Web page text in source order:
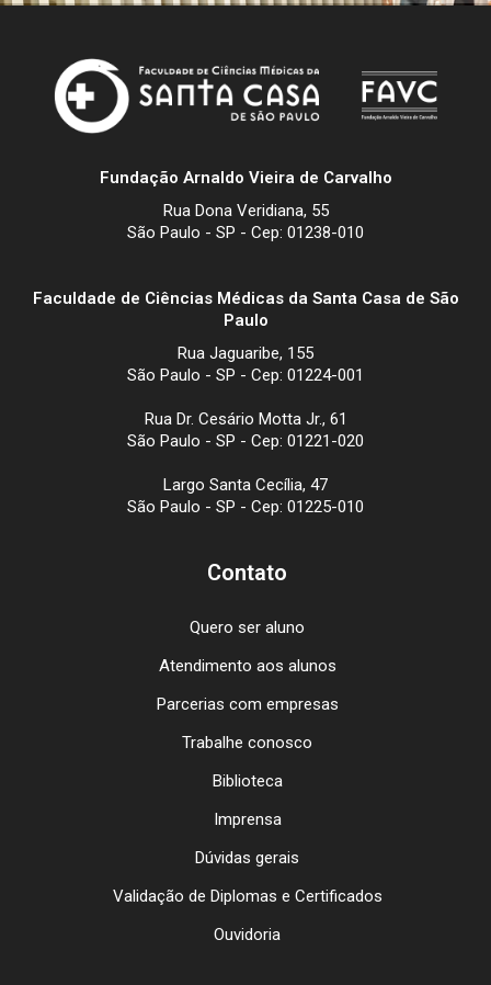
Fundação Arnaldo Vieira de Carvalho
Rua Dona Veridiana, 55
São Paulo - SP - Cep: 01238-010
Faculdade de Ciências Médicas da Santa Casa de São
Paulo
Rua Jaguaribe, 155
São Paulo - SP - Cep: 01224-001
Rua Dr. Cesário Motta Jr., 61
São Paulo - SP - Cep: 01221-020
Largo Santa Cecília, 47
São Paulo - SP - Cep: 01225-010
Contato
Quero ser aluno
Atendimento aos alunos
Parcerias com empresas
Trabalhe conosco
Biblioteca
Imprensa
Dúvidas gerais
Validação de Diplomas e Certificados
Ouvidoria